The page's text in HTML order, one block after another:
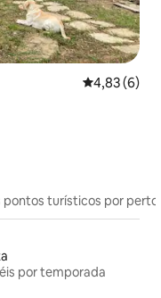
4,83 de uma
4,83 (6)
pontos turísticos por perto
por temporada